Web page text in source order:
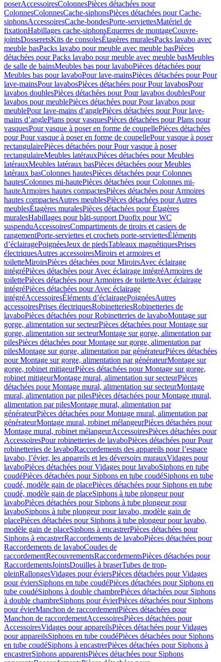
poserAccessoiresColonnesPièces détachées pour
ColonnesColonnesCache-siphonsPièces détachées pour Cache-
siphonsAccessoiresCache-bondesPorte-serviettesMatériel de
fixationHabillages cache-siphonsEquerres de montageCouvre-
jointsDosseretsKits de consolesÉtagères muralesPacks lavabo avec
meuble basPacks lavabo pour meuble avec meuble basPièces
détachées pour Packs lavabo pour meuble avec meuble basMeubles
de salle de bainsMeubles bas pour lavaboPièces détachées pour
Meubles bas pour lavaboPour lave-mainsPièces détachées pour Pour
lave-mainsPour lavabosPièces détachées pour Pour lavabosPour
lavabos doublesPièces détachées pour Pour lavabos doublesPour
lavabos pour meublePièces détachées pour Pour lavabos pour
meublePour lave-mains d’anglePièces détachées pour Pour lave-
mains d’anglePlans pour vasquesPièces détachées pour Plans pour
vasquesPour vasque à poser en forme de coupellePièces détachées
pour Pour vasque à poser en forme de coupellePour vasque à poser
rectangulairePièces détachées pour Pour vasque à poser
rectangulaireMeubles latérauxPièces détachées pour Meubles
latérauxMeubles latéraux basPièces détachées pour Meubles
latéraux basColonnes hautesPièces détachées pour Colonnes
hautesColonnes mi-hautePièces détachées pour Colonnes mi-
hauteArmoires hautes compactesPièces détachées pour Armoires
hautes compactesAutres meublesPièces détachées pour Autres
meublesÉtagères muralesPièces détachées pour Étagères
muralesHabillages pour bâti-support Duofix pour WC
suspenduAccessoiresCompartiments de tiroirs et casiers de
rangementPorte-serviettes et crochets porte-serviettesÉléments
d’éclairagePoignéesJeux de piedsTableaux magnétiquesPrises
électriquesAutres accessoiresMiroirs et armoires et
toiletteMiroirsPièces détachées pour MiroirsAvec éclairage
intégréPièces détachées pour Avec éclairage intégréArmoires de
toilettePièces détachées pour Armoires de toiletteAvec éclairage
intégréPièces détachées pour Avec éclairage
intégréAccessoiresÉléments d’éclairagePoignéesAutres
accessoiresPrises électriquesRobinetteriesRobinetteries de
lavaboPièces détachées pour Robinetteries de lavaboMontage sur
gorge, alimentation sur secteurPièces détachées pour Montage sur
gorge, alimentation sur secteurMontage sur gorge, alimentation par
pilesPièces détachées pour Montage sur gorge, alimentation par
pilesMontage sur gorge, alimentation par générateurPièces détachées
pour Montage sur gorge, alimentation par générateurMontage sur
gorge, robinet mitigeurPièces détachées pour Montage sur gorge,
robinet mitigeurMontage mural, alimentation sur secteurPièces
détachées pour Montage mural, alimentation sur secteurMontage
mural, alimentation par pilesPièces détachées pour Montage mural,
alimentation par pilesMontage mural, alimentation par
générateurPièces détachées pour Montage mural, alimentation par
générateurMontage mural, robinet mélangeurPièces détachées pour
Montage mural, robinet mélangeurAccessoiresPièces détachées pour
AccessoiresPour robinetteries de lavaboPièces détachées pour Pour
robinetteries de lavaboRaccordements des appareils pour l’espace
lavabo, l’évier, les appareils et les déversoirs murauxVidages pour
lavaboPièces détachées pour Vidages pour lavaboSiphons en tube
coudéPièces détachées pour Siphons en tube coudéSiphons en tube
coudé, modèle gain de placePièces détachées pour Siphons en tube
coudé, modèle gain de placeSiphons à tube plongeur pour
lavaboPièces détachées pour Siphons à tube plongeur pour
lavaboSiphons à tube plongeur pour lavabo, modèle gain de
placePièces détachées pour Siphons à tube plongeur pour lavabo,
modèle gain de placeSiphons à encastrerPièces détachées pour
Siphons à encastrerRaccordements de lavaboPièces détachées pour
Raccordements de lavaboCoudes de
raccordementRecouvrementsRaccordementsPièces détachées pour
RaccordementsJointsDouilles à braserTubes de trop-
pleinRallongesVidages pour éviersPièces détachées pour Vidages
pour éviersSiphons en tube coudéPièces détachées pour Siphons en
tube coudéSiphons à double chambrePièces détachées pour Siphons
à double chambreSiphons pour évierPièces détachées pour Siphons
pour évierManchon de raccordementPièces détachées pour
Manchon de raccordementAccessoiresPièces détachées pour
AccessoiresVidages pour appareilsPièces détachées pour Vidages
pour appareilsSiphons en tube coudéPièces détachées pour Siphons
en tube coudéSiphons à encastrerPièces détachées pour Siphons à
encastrerSiphons apparentsPièces détachées pour Siphons